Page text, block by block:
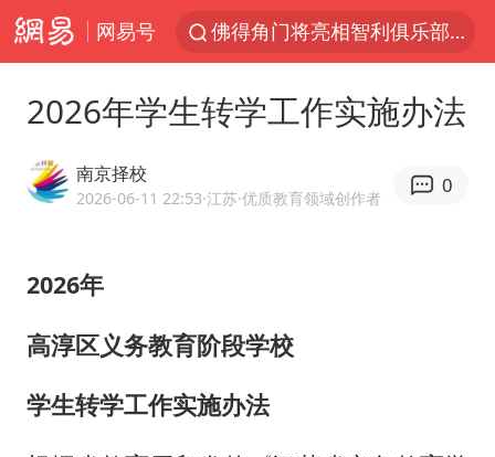
网易号
佛得角门将亮相智利俱乐部主场
看守所辅警收受10万获刑1年
CIA被曝已秘密设立古巴工作组
2026年学生转学工作实施办法
南京择校
2026-06-11 22:53·江苏·优质教育领域创作者
0
2026年
高淳区义务教育阶段学校
学生转学工作实施办法